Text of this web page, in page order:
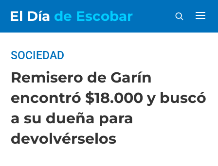
El Día de Escobar
SOCIEDAD
Remisero de Garín
encontró $18.000 y buscó
a su dueña para
devolvérselos